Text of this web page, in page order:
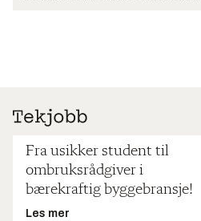
Fra usikker student til
ombruksrådgiver i
bærekraftig byggebransje!
Les mer